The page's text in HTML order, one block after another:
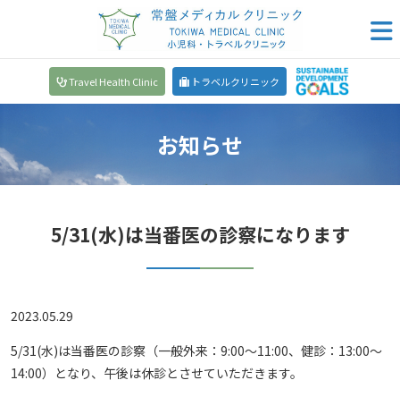
Travel Health Clinic トラベルクリニック
お知らせ
5/31(水)は当番医の診察になります
2023.05.29
5/31(水)は当番医の診察（一般外来：9:00～11:00、健診：13:00～
14:00）となり、午後は休診とさせていただきます。